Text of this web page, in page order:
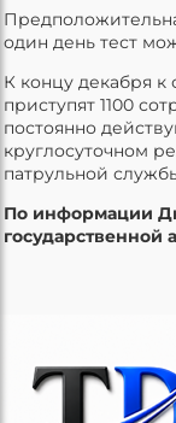
один день тест
К концу декабря к
приступят 1100
постоянно
круглосуточном
патрульной
По информации
государственной